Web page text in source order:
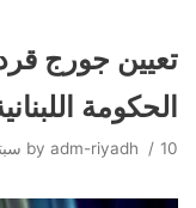
Skip
to
content
تعيين جورج
الحكومة
by adm-riyadh 10 سبتمبر، 2021